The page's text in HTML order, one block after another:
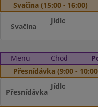
Svačina (15:00 - 16:00)
Svačina
Jídlo
Menu Chod
Přesnídávka (9:00 -
Přesnídávka
Jídlo